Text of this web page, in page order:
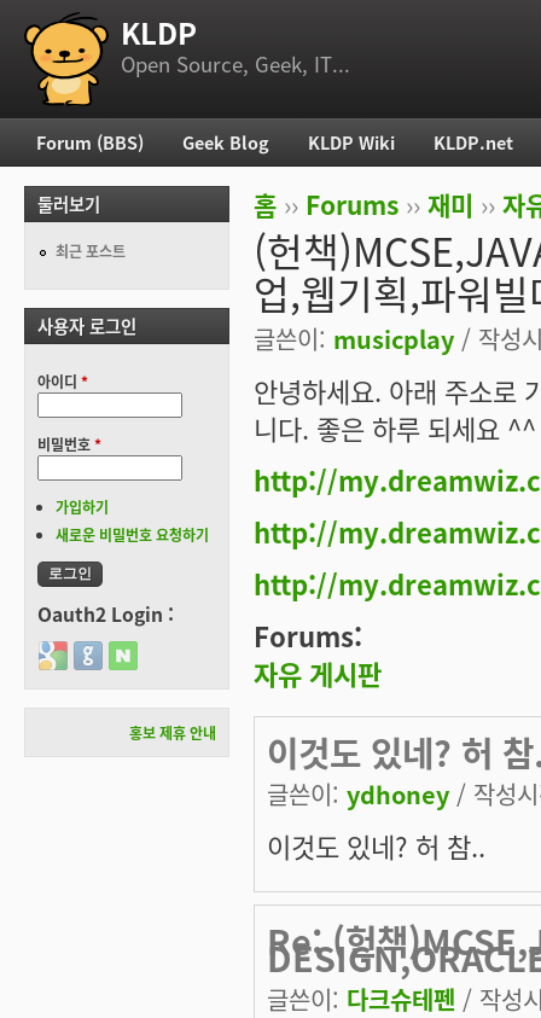
부 메뉴 KLDP
Open Source, Geek, IT...
현재 위치
홈 ›› Forums ›› 재미 ›› 자
(헌책
업,웹기획,파워빌
글쓴이: musicplay / 작성
안녕하세요. 아래 주소로
니다. 좋은 하루 되세요 ^^
http://
http://
http://
Forums:
자유 게시판
이것도 있네? 허
글쓴이: ydhoney / 작성
이것도 있네? 허 참..
Re: (헌책
글쓴이: 다크슈테펜 / 작성
주 메뉴
Forum (BBS) Geek Blog KLDP Wiki KLDP.net
둘러보기
최근 포스트
사용자 로그인
아이디 *
비밀번호*
가입하기
새로운 비밀번호 요청하기
Oauth2 Login :
Login with Google
Login with GitHub
Login with Naver
홍보 제휴 안내